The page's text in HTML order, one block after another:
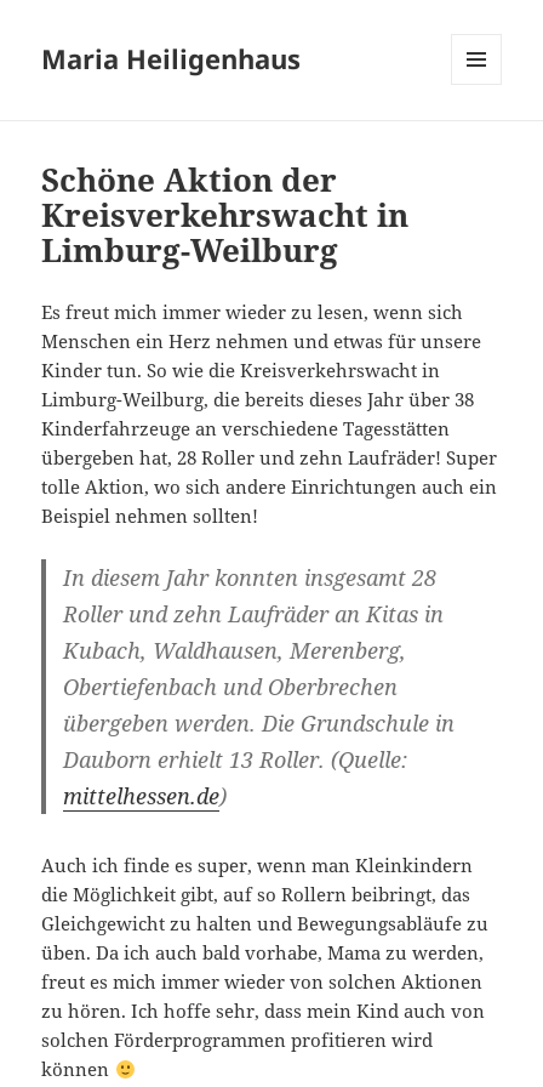
Maria Heiligenhaus
Schöne Aktion der
Kreisverkehrswacht in
Limburg-Weilburg
Es freut mich immer wieder zu lesen, wenn sich
Menschen ein Herz nehmen und etwas für unsere
Kinder tun. So wie die Kreisverkehrswacht in
Limburg-Weilburg, die bereits dieses Jahr über 38
Kinderfahrzeuge an verschiedene Tagesstätten
übergeben hat, 28 Roller und zehn Laufräder! Super
tolle Aktion, wo sich andere Einrichtungen auch ein
Beispiel nehmen sollten!
In diesem Jahr konnten insgesamt 28
Roller und zehn Laufräder an Kitas in
Kubach, Waldhausen, Merenberg,
Obertiefenbach und Oberbrechen
übergeben werden. Die Grundschule in
Dauborn erhielt 13 Roller. (Quelle:
mittelhessen.de)
Auch ich finde es super, wenn man Kleinkindern
die Möglichkeit gibt, auf so Rollern beibringt, das
Gleichgewicht zu halten und Bewegungsabläufe zu
üben. Da ich auch bald vorhabe, Mama zu werden,
freut es mich immer wieder von solchen Aktionen
zu hören. Ich hoffe sehr, dass mein Kind auch von
solchen Förderprogrammen profitieren wird
können